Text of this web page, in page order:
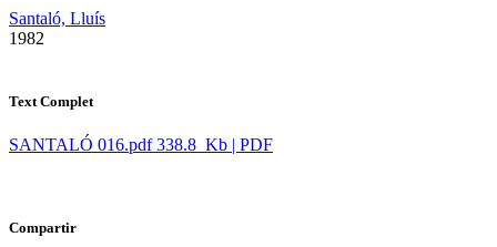
Santaló, Lluís
​ 1982
Text Complet
SANTALÓ 016.pdf 338.8 Kb | PDF
Compartir